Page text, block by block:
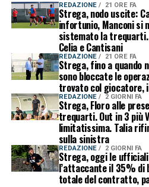
REDAZIONE 21 ORE FA
Strega, nodo uscite:
infortunio, Manconi si
sistemato la
Celia e Cantisani
REDAZIONE 21 ORE FA
Strega, fino a quando
sono bloccate le
trovato col giocatore,
REDAZIONE 2 GIORNI FA
Strega, Floro alle
trequarti. Out in 3 più
limitatissima. Talia
sulla sinistra
REDAZIONE 2 GIORNI FA
Strega, oggi le
l’attaccante il 35% di
totale del contratto,